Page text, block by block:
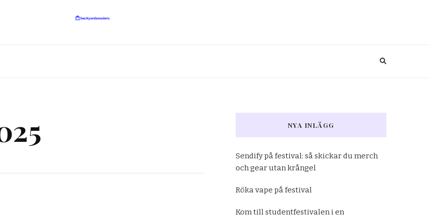
NYA INLÄGG
Sendify på festival: så skickar du merch
och gear utan krångel
Röka vape på festival
Kom till studentfestivalen i en